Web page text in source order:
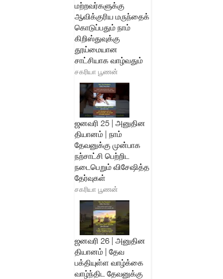
மற்றவர்களுக்கு
ஆவிக்குரிய மருந்தைக்
கொடுப்பதும் நாம்
கிறிஸ்துவுக்கு
தூய்மையான
சாட்சியாக வாழ்வதும்
சகரியா பூணன்
ஜனவரி 25 | அனுதின
தியானம் | நாம்
தேவனுக்கு முன்பாக
நற்சாட்சி பெற்றிட
நடைபெறும் விசேஷித்த
தேர்வுகள்
சகரியா பூணன்
ஜனவரி 26 | அனுதின
தியானம் | தேவ
பக்தியுள்ள வாழ்க்கை
வாழ்ந்திட தேவனுக்கு